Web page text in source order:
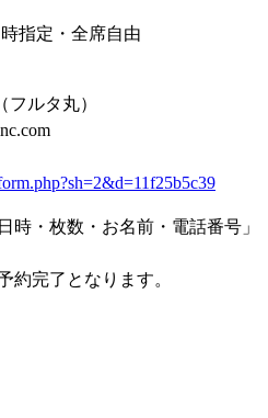
指定・全席自由
ルタ丸）
時・枚数・お名前・電話番号」
約完了となります。